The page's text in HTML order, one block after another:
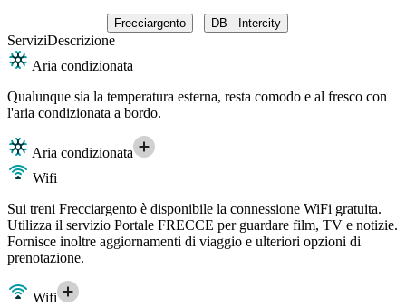
Frecciargento DB - Intercity
ServiziDescrizione
Aria condizionata
Qualunque sia la temperatura esterna, resta comodo e al fresco con
l'aria condizionata a bordo.
Aria condizionata
Wifi
Sui treni Frecciargento è disponibile la connessione WiFi gratuita.
Utilizza il servizio Portale FRECCE per guardare film, TV e notizie.
Fornisce inoltre aggiornamenti di viaggio e ulteriori opzioni di
prenotazione.
Wifi